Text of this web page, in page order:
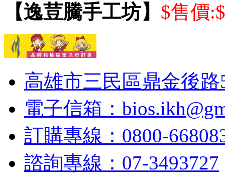
【逸荳騰手工坊】 $售價
高雄市三民區鼎金後路
電子信箱：
訂購專線：0800-
諮詢專線：07-3493727